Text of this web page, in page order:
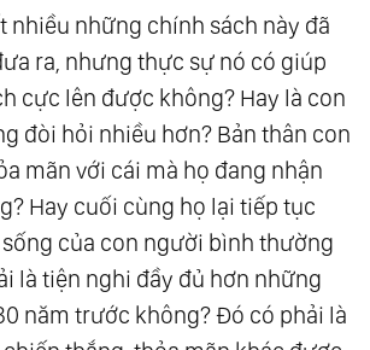
nhiều những chính sách này đã
ra, nhưng thực sự nó có giúp
cực lên được không? Hay là con
đòi hỏi nhiều hơn? Bản thân con
mãn với cái mà họ đang nhận
Hay cuối cùng họ lại tiếp tục
của con người bình thường
là tiện nghi đầy đủ hơn những
năm trước không? Đó có phải là